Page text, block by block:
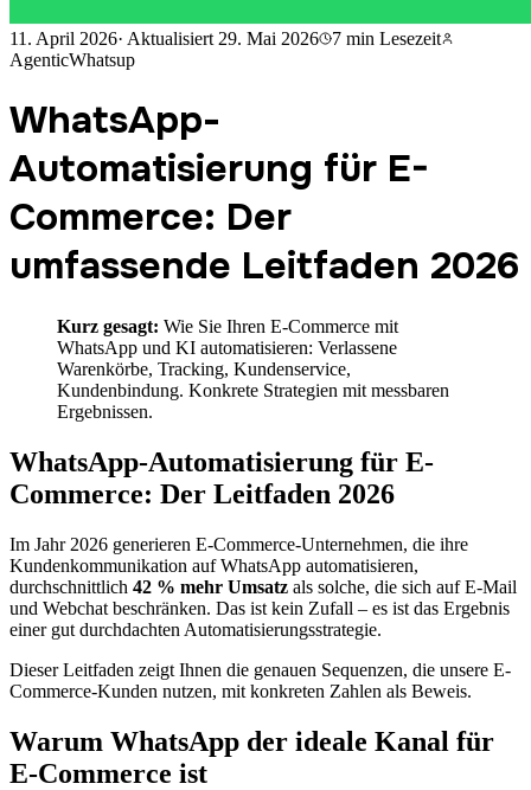
11. April 2026· Aktualisiert 29. Mai 2026 7 min Lesezeit
AgenticWhatsup
WhatsApp-
Automatisierung für E-
Commerce: Der
umfassende Leitfaden 2026
Kurz gesagt: Wie Sie Ihren E-Commerce mit
WhatsApp und KI automatisieren: Verlassene
Warenkörbe, Tracking, Kundenservice,
Kundenbindung. Konkrete Strategien mit messbaren
Ergebnissen.
WhatsApp-Automatisierung für E-
Commerce: Der Leitfaden 2026
Im Jahr 2026 generieren E-Commerce-Unternehmen, die ihre
Kundenkommunikation auf WhatsApp automatisieren,
durchschnittlich 42 % mehr Umsatz als solche, die sich auf E-Mail
und Webchat beschränken. Das ist kein Zufall – es ist das Ergebnis
einer gut durchdachten Automatisierungsstrategie.
Dieser Leitfaden zeigt Ihnen die genauen Sequenzen, die unsere E-
Commerce-Kunden nutzen, mit konkreten Zahlen als Beweis.
Warum WhatsApp der ideale Kanal für
E-Commerce ist